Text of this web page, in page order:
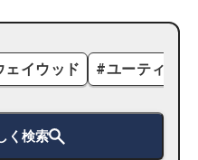
ェイウッド #ユーティリ
く検索